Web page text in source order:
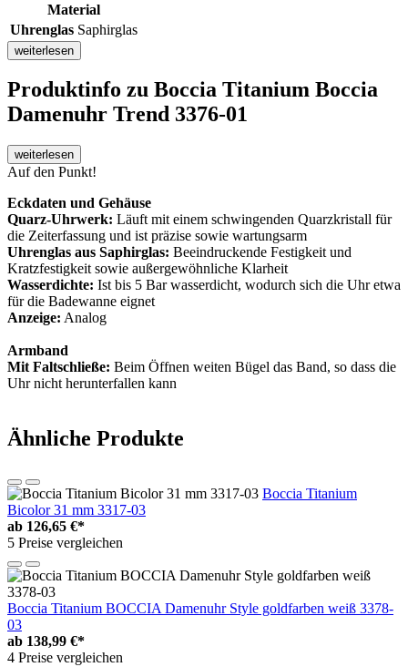
Material
Uhrenglas Saphirglas
weiterlesen
Produktinfo zu Boccia Titanium Boccia
Damenuhr Trend 3376-01
weiterlesen
Auf den Punkt!
Eckdaten und Gehäuse
Quarz-Uhrwerk: Läuft mit einem schwingenden Quarzkristall für
die Zeiterfassung und ist präzise sowie wartungsarm
Uhrenglas aus Saphirglas: Beeindruckende Festigkeit und
Kratzfestigkeit sowie außergewöhnliche Klarheit
Wasserdichte: Ist bis 5 Bar wasserdicht, wodurch sich die Uhr etwa
für die Badewanne eignet
Anzeige: Analog
Armband
Mit Faltschließe: Beim Öffnen weiten Bügel das Band, so dass die
Uhr nicht herunterfallen kann
Ähnliche Produkte
Boccia Titanium
Bicolor 31 mm 3317-03
ab 126,65 €*
5 Preise vergleichen
Boccia Titanium BOCCIA Damenuhr Style goldfarben weiß 3378-
03
ab 138,99 €*
4 Preise vergleichen